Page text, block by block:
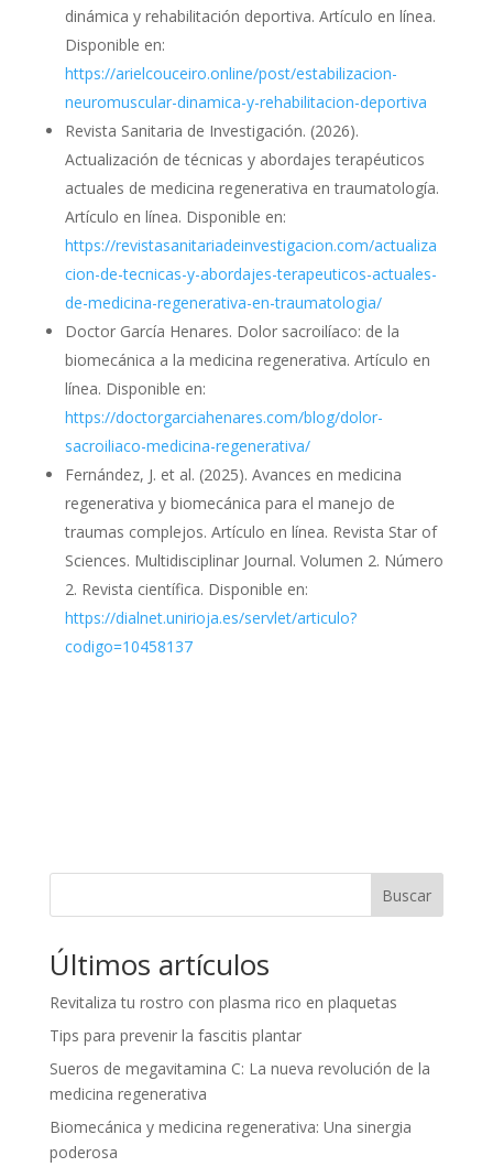
dinámica y rehabilitación deportiva. Artículo en línea.
Disponible en:
https://arielcouceiro.online/post/estabilizacion-
neuromuscular-dinamica-y-rehabilitacion-deportiva
Revista Sanitaria de Investigación. (2026).
Actualización de técnicas y abordajes terapéuticos
actuales de medicina regenerativa en traumatología.
Artículo en línea. Disponible en:
https://revistasanitariadeinvestigacion.com/actualiza
cion-de-tecnicas-y-abordajes-terapeuticos-actuales-
de-medicina-regenerativa-en-traumatologia/
Doctor García Henares. Dolor sacroilíaco: de la
biomecánica a la medicina regenerativa. Artículo en
línea. Disponible en:
https://doctorgarciahenares.com/blog/dolor-
sacroiliaco-medicina-regenerativa/
Fernández, J. et al. (2025). Avances en medicina
regenerativa y biomecánica para el manejo de
traumas complejos. Artículo en línea. Revista Star of
Sciences. Multidisciplinar Journal. Volumen 2. Número
2. Revista científica. Disponible en:
https://dialnet.unirioja.es/servlet/articulo?
codigo=10458137
Buscar
Últimos artículos
Revitaliza tu rostro con plasma rico en plaquetas
Tips para prevenir la fascitis plantar
Sueros de megavitamina C: La nueva revolución de la
medicina regenerativa
Biomecánica y medicina regenerativa: Una sinergia
poderosa